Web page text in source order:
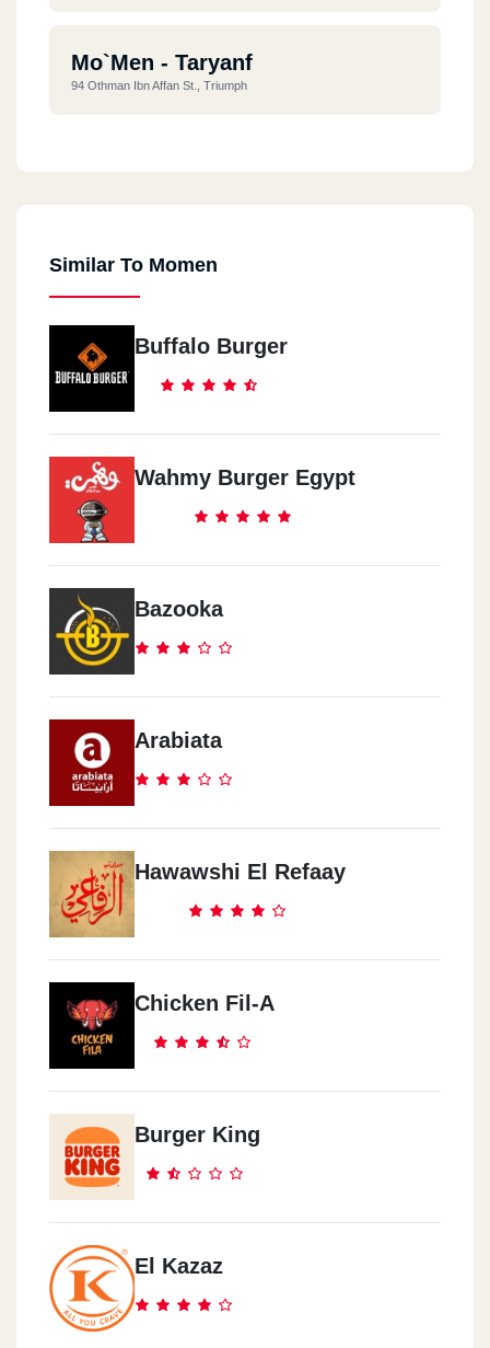
Mo`men - Taryanf
94 Othman Ibn Affan St., Triumph
Mo`men - Masr El Gdida
Mo`men - Roxy
Roxy Sq. (beside Cinema Roxy)
Mo`men - Sun City Mall
Sun City Mall, Autostrad Road
Silver Star Mall, Ekhnatoun St.
Mo`men - El Abbasia
Mo`men - El Sheik Zayed
Hyper 1, El Sheikh Zayed City
Mo`men - Mall Of Arabia
Mall Of Arabia, Juhayna Square
Mo`men - 6 October
2 American Co. Bldgs., The Central Corridor
Mo`men - New Maadi
7 /1 El Laselky St. Intersection Of El Nasr St.
Mo`men - El Maadi
Mo`men - El Mokattam
Petroleum Bldgs., Plot 9028, Rd. 9, Mokattam
Similar To Momen
Buffalo Burger
Wahmy Burger Egypt
Bazooka
Arabiata
Hawawshi El Refaay
Chicken Fil-A
Burger King
El Kazaz